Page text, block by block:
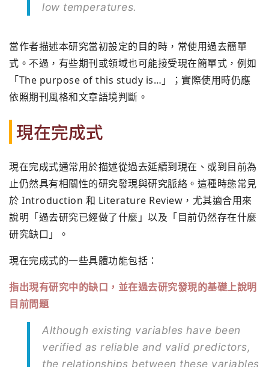
low temperatures.
當作者描述本研究當初設定的目的時，常使用過去簡單
式。不過，有些期刊或領域也可能接受現在簡單式，例如
「The purpose of this study is…」；實際使用時仍應
依照期刊風格和文章語境判斷。
現在完成式
現在完成式通常用於描述從過去延續到現在、或到目前為
止仍然具有相關性的研究發現與研究脈絡。這種時態常見
於 Introduction 和 Literature Review，尤其適合用來
說明「過去研究已經做了什麼」以及「目前仍然存在什麼
研究缺口」。
現在完成式的一些具體功能包括：
指出現有研究中的缺口，並在過去研究發現的基礎上說明
目前問題
Although existing variables have been
verified as reliable and valid predictors,
the relationships between these variables